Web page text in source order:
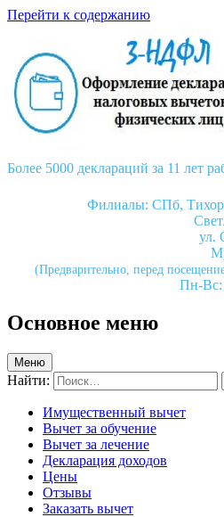
Перейти к содержанию
Более 5000 деклараций за 11 лет
Филиалы: СПб,
ул.
(Предварительно, перед
Пн-Вс:
Основное меню
Меню
Найти:
Имущественный вычет
Вычет за обучение
Вычет за лечение
Декларация доходов
Цены
Отзывы
Заказать вычет